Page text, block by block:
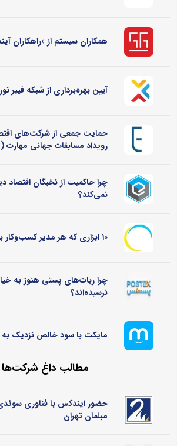
همکاران سیستم از «راهکاران
آیین بهره‌برداری از شبکه فیبر
حمایت جمعی از شرکت‌های
رویداد مسابقات جهانی مهارت (WorldSkills)
چرا حاکمیت از نخبگان اقتصاد
نمی‌کند؟
۱۰ ابزاری که هر مدیر کسب‌وکار باید بشناسد
چرا ربات‌های پستی هنوز به
نرسیده‌اند؟
مایکت با سود خالص نزدیک به
مطالب داغ شرکت‌ها
حضور ایندکس با فناوری
مبلمان تهران